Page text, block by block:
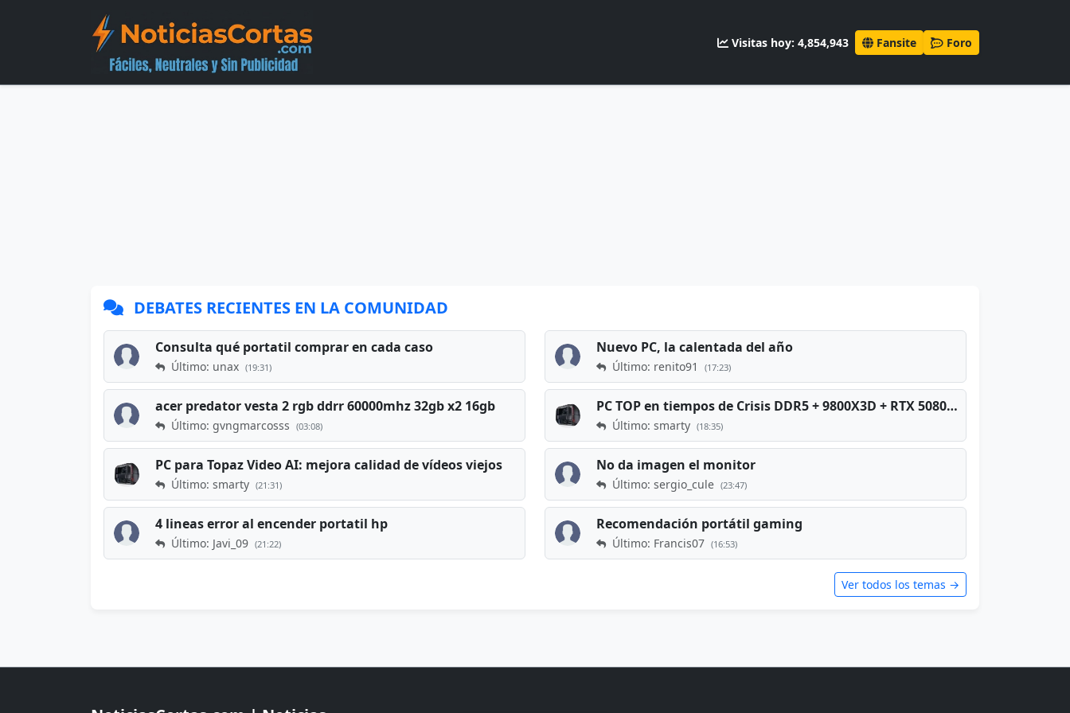
Visitas hoy: 4,854,943 Fansite Foro
DEBATES RECIENTES EN LA COMUNIDAD
Consulta qué portatil comprar en cada caso
Último: unax (19:31)
Nuevo PC, la calentada del año
Último: renito91 (17:23)
acer predator vesta 2 rgb ddrr 60000mhz 32gb x2 16gb
Último: gvngmarcosss (03:08)
PC TOP en tiempos de Crisis DDR5 + 9800X3D + RTX 5080 [2026][2400€]
Último: smarty (18:35)
PC para Topaz Video AI: mejora calidad de vídeos viejos
Último: smarty (21:31)
No da imagen el monitor
Último: sergio_cule (23:47)
4 lineas error al encender portatil hp
Último: Javi_09 (21:22)
Recomendación portátil gaming
Último: Francis07 (16:53)
Ver todos los temas →